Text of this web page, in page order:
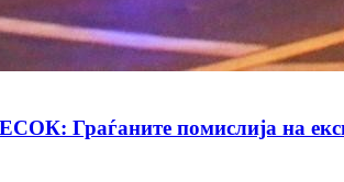
помислија на